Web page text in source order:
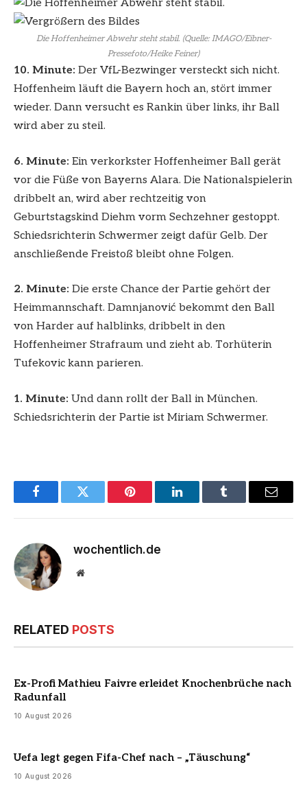
Die Hoffenheimer Abwehr steht stabil. (Quelle: IMAGO/Eibner-
Pressefoto/Heike Feiner)
10. Minute: Der VfL-Bezwinger versteckt sich nicht.
Hoffenheim läuft die Bayern hoch an, stört immer
wieder. Dann versucht es Rankin über links, ihr Ball
wird aber zu steil.
6. Minute: Ein verkorkster Hoffenheimer Ball gerät
vor die Füße von Bayerns Alara. Die Nationalspielerin
dribbelt an, wird aber rechtzeitig von
Geburtstagskind Diehm vorm Sechzehner gestoppt.
Schiedsrichterin Schwermer zeigt dafür Gelb. Der
anschließende Freistoß bleibt ohne Folgen.
2. Minute: Die erste Chance der Partie gehört der
Heimmannschaft. Damnjanović bekommt den Ball
von Harder auf halblinks, dribbelt in den
Hoffenheimer Strafraum und zieht ab. Torhüterin
Tufekovic kann parieren.
1. Minute: Und dann rollt der Ball in München.
Schiedsrichterin der Partie ist Miriam Schwermer.
FacebookTwitter Pinterest LinkedInTumblr Email
wochentlich.de
Website
RELATED POSTS
Ex-Profi Mathieu Faivre erleidet Knochenbrüche nach
Radunfall
10 August 2026
Uefa legt gegen Fifa-Chef nach – „Täuschung“
10 August 2026